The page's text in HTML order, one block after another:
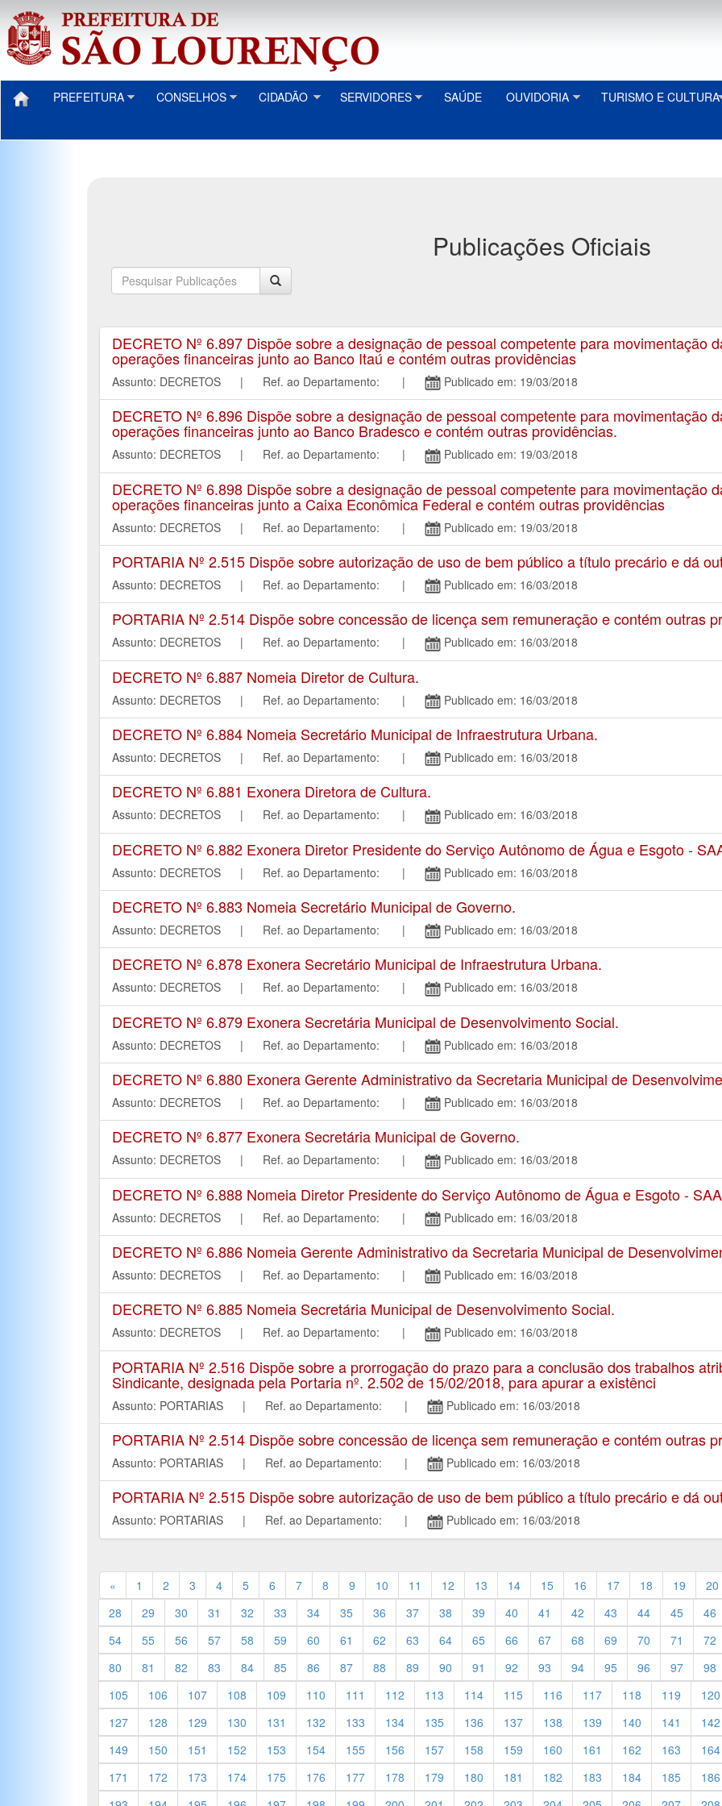
PREFEITURA CONSELHOS CIDADÃO SERVIDORES SAÚDE OUVIDORIA TURISMO E CULTURA
Publicações Oficiais
DECRETO Nº 6.897 Dispõe sobre a designação de pessoal competente para movimentação
operações financeiras junto ao Banco Itaú e contém outras providências
Assunto: DECRETOS | Ref. ao Departamento: | Publicado em: 19/03/2018
DECRETO Nº 6.896 Dispõe sobre a designação de pessoal competente para movimentação
operações financeiras junto ao Banco Bradesco e contém outras providências.
Assunto: DECRETOS | Ref. ao Departamento: | Publicado em: 19/03/2018
DECRETO Nº 6.898 Dispõe sobre a designação de pessoal competente para movimentação
operações financeiras junto a Caixa Econômica Federal e contém outras providências
Assunto: DECRETOS | Ref. ao Departamento: | Publicado em: 19/03/2018
PORTARIA Nº 2.515 Dispõe sobre autorização de uso de bem público a título precário e dá
Assunto: DECRETOS | Ref. ao Departamento: | Publicado em: 16/03/2018
PORTARIA Nº 2.514 Dispõe sobre concessão de licença sem remuneração e contém outras
Assunto: DECRETOS | Ref. ao Departamento: | Publicado em: 16/03/2018
DECRETO Nº 6.887 Nomeia Diretor de Cultura.
Assunto: DECRETOS | Ref. ao Departamento: | Publicado em: 16/03/2018
DECRETO Nº 6.884 Nomeia Secretário Municipal de Infraestrutura Urbana.
Assunto: DECRETOS | Ref. ao Departamento: | Publicado em: 16/03/2018
DECRETO Nº 6.881 Exonera Diretora de Cultura.
Assunto: DECRETOS | Ref. ao Departamento: | Publicado em: 16/03/2018
DECRETO Nº 6.882 Exonera Diretor Presidente do Serviço Autônomo de Água e Esgoto -
Assunto: DECRETOS | Ref. ao Departamento: | Publicado em: 16/03/2018
DECRETO Nº 6.883 Nomeia Secretário Municipal de Governo.
Assunto: DECRETOS | Ref. ao Departamento: | Publicado em: 16/03/2018
DECRETO Nº 6.878 Exonera Secretário Municipal de Infraestrutura Urbana.
Assunto: DECRETOS | Ref. ao Departamento: | Publicado em: 16/03/2018
DECRETO Nº 6.879 Exonera Secretária Municipal de Desenvolvimento Social.
Assunto: DECRETOS | Ref. ao Departamento: | Publicado em: 16/03/2018
DECRETO Nº 6.880 Exonera Gerente Administrativo da Secretaria Municipal de
Assunto: DECRETOS | Ref. ao Departamento: | Publicado em: 16/03/2018
DECRETO Nº 6.877 Exonera Secretária Municipal de Governo.
Assunto: DECRETOS | Ref. ao Departamento: | Publicado em: 16/03/2018
DECRETO Nº 6.888 Nomeia Diretor Presidente do Serviço Autônomo de Água e Esgoto -
Assunto: DECRETOS | Ref. ao Departamento: | Publicado em: 16/03/2018
DECRETO Nº 6.886 Nomeia Gerente Administrativo da Secretaria Municipal de
Assunto: DECRETOS | Ref. ao Departamento: | Publicado em: 16/03/2018
DECRETO Nº 6.885 Nomeia Secretária Municipal de Desenvolvimento Social.
Assunto: DECRETOS | Ref. ao Departamento: | Publicado em: 16/03/2018
PORTARIA Nº 2.516 Dispõe sobre a prorrogação do prazo para a conclusão dos trabalhos
Sindicante, designada pela Portaria nº. 2.502 de 15/02/2018, para apurar a existênci
Assunto: PORTARIAS | Ref. ao Departamento: | Publicado em: 16/03/2018
PORTARIA Nº 2.514 Dispõe sobre concessão de licença sem remuneração e contém outras
Assunto: PORTARIAS | Ref. ao Departamento: | Publicado em: 16/03/2018
PORTARIA Nº 2.515 Dispõe sobre autorização de uso de bem público a título precário e dá
Assunto: PORTARIAS | Ref. ao Departamento: | Publicado em: 16/03/2018
« 1 2 3 4 5 6 7 8 9 10 11 12 13 14 15 16 17 18 19 20
28
29 30 31 32 33 34 35 36 37 38 39 40 41 42 43 44 45 46
54
55 56 57 58 59 60 61 62 63 64 65 66 67 68 69 70 71 72
80
81 82 83 84 85 86 87 88 89 90 91 92 93 94 95 96 97 98
105
106 107 108 109 110 111 112 113 114 115 116 117 118 119 120
127
128 129 130 131 132 133 134 135 136 137 138 139 140 141 142
149
150 151 152 153 154 155 156 157 158 159 160 161 162 163 164
171
172 173 174 175 176 177 178 179 180 181 182 183 184 185 186